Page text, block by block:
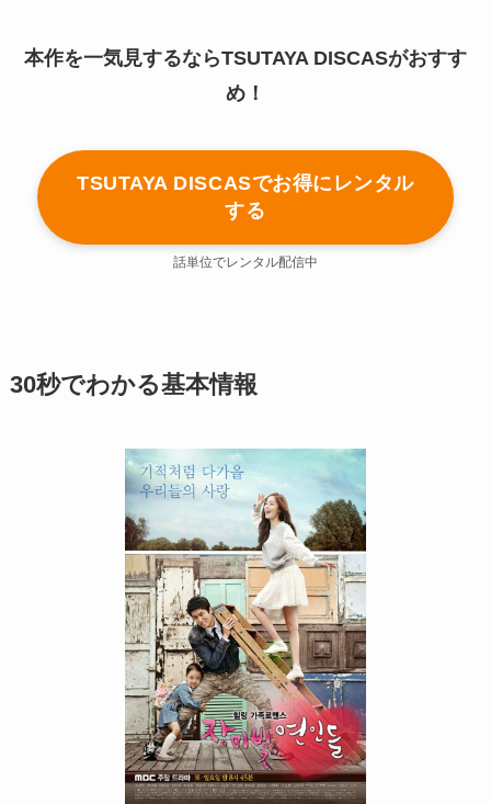
本作を一気見するならTSUTAYA DISCASがおすす
め！
TSUTAYA DISCASでお得にレンタル
する
話単位でレンタル配信中
30秒でわかる基本情報